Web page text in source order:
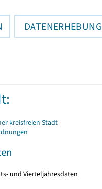
DATENERHEBUNG
kreisfreien Stadt
und Vierteljahresdaten